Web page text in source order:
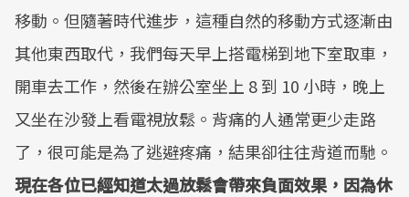
移動。但隨著時代進步，這種自然的移動方式逐漸由
其他東西取代，我們每天早上搭電梯到地下室取車，
開車去工作，然後在辦公室坐上 8 到 10 小時，晚上
又坐在沙發上看電視放鬆。背痛的人通常更少走路
了，很可能是為了逃避疼痛，結果卻往往背道而馳。
現在各位已經知道太過放鬆會帶來負面效果，因為休